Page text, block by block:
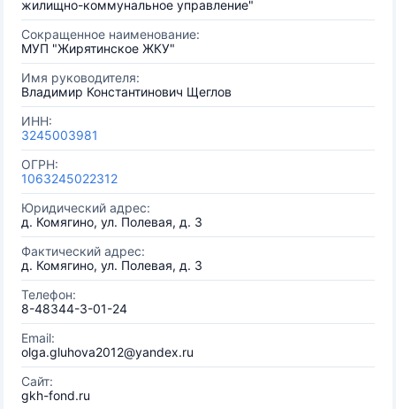
жилищно-коммунальное управление"
Сокращенное наименование:
МУП "Жирятинское ЖКУ"
Имя руководителя:
Владимир Константинович Щеглов
ИНН:
3245003981
ОГРН:
1063245022312
Юридический адрес:
д. Комягино, ул. Полевая, д. 3
Фактический адрес:
д. Комягино, ул. Полевая, д. 3
Телефон:
8-48344-3-01-24
Email:
olga.gluhova2012@yandex.ru
Сайт:
gkh-fond.ru